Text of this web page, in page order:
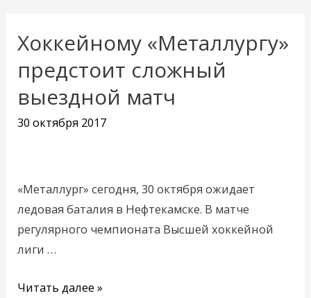
Хоккейному «Металлургу»
предстоит сложный
выездной матч
30 октября 2017
«Металлург» сегодня, 30 октября ожидает
ледовая баталия в Нефтекамске. В матче
регулярного чемпионата Высшей хоккейной
лиги …
Хоккейному
предстоит
сложный
выездной
Читать далее »